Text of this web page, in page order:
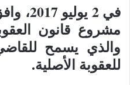
في 2
مشروع قانون
والذي يسمح
للعقوبة الأصلية.